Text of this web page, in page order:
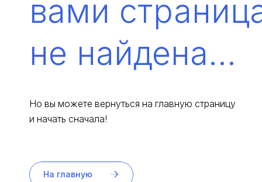
вами
не найдена...
Но вы можете вернуться на главную страницу
и начать сначала!
На главную